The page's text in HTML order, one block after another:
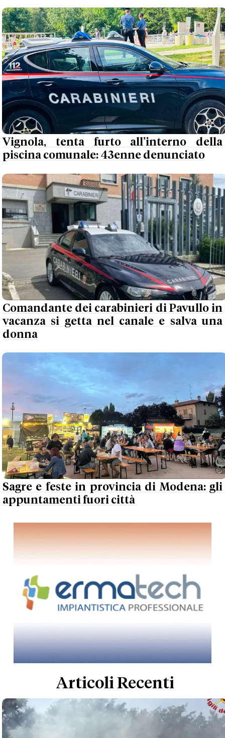
Vignola, tenta furto all’interno della
piscina comunale: 43enne denunciato
Comandante dei carabinieri di Pavullo in
vacanza si getta nel canale e salva una
donna
Sagre e feste in provincia di Modena: gli
appuntamenti fuori città
Articoli Recenti